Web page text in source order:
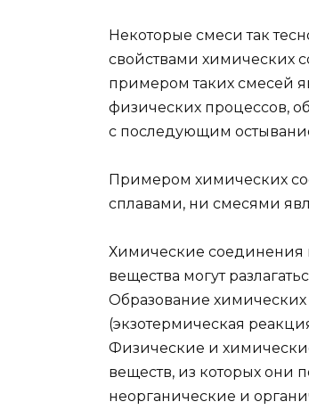
Некоторые смеси так
свойствами химических
примером таких смесей
физических процессов,
с последующим
Примером химических
сплавами, ни смесями
Химические соединения
вещества могут
Образование
(экзотермическая
Физические и
веществ, из которых они
неорганические и